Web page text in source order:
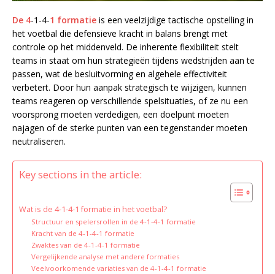
De 4-1-4-1 formatie is een veelzijdige tactische opstelling in
het voetbal die defensieve kracht in balans brengt met
controle op het middenveld. De inherente flexibiliteit stelt
teams in staat om hun strategieën tijdens wedstrijden aan te
passen, wat de besluitvorming en algehele effectiviteit
verbetert. Door hun aanpak strategisch te wijzigen, kunnen
teams reageren op verschillende spelsituaties, of ze nu een
voorsprong moeten verdedigen, een doelpunt moeten
najagen of de sterke punten van een tegenstander moeten
neutraliseren.
Key sections in the article:
Wat is de 4-1-4-1 formatie in het voetbal?
Structuur en spelersrollen in de 4-1-4-1 formatie
Kracht van de 4-1-4-1 formatie
Zwaktes van de 4-1-4-1 formatie
Vergelijkende analyse met andere formaties
Veelvoorkomende variaties van de 4-1-4-1 formatie